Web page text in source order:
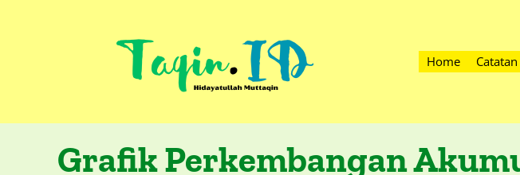
Home Catatan
Grafik Perkembangan